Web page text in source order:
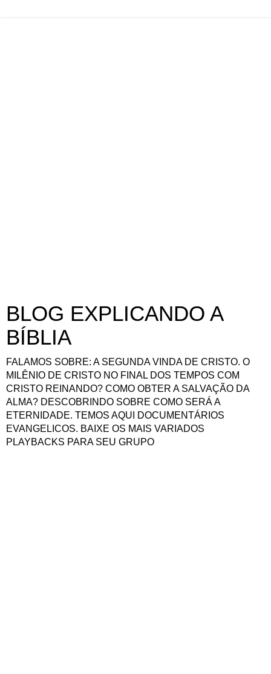
BLOG EXPLICANDO A
BÍBLIA
FALAMOS SOBRE: A SEGUNDA VINDA DE CRISTO. O
MILÊNIO DE CRISTO NO FINAL DOS TEMPOS COM
CRISTO REINANDO? COMO OBTER A SALVAÇÃO DA
ALMA? DESCOBRINDO SOBRE COMO SERÁ A
ETERNIDADE. TEMOS AQUI DOCUMENTÁRIOS
EVANGELICOS. BAIXE OS MAIS VARIADOS
PLAYBACKS PARA SEU GRUPO